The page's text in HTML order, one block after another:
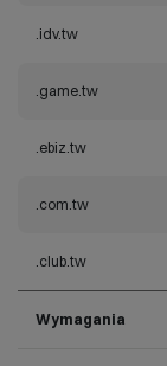
.idv.tw
.game.tw
.ebiz.tw
.com.tw
.club.tw
Wymagania